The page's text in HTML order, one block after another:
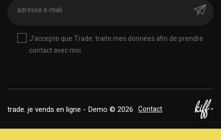
J'accepte que Trade. traite mes données afin de prendre
contact avec moi.
trade. je vends en ligne - Demo © 2026 Contact